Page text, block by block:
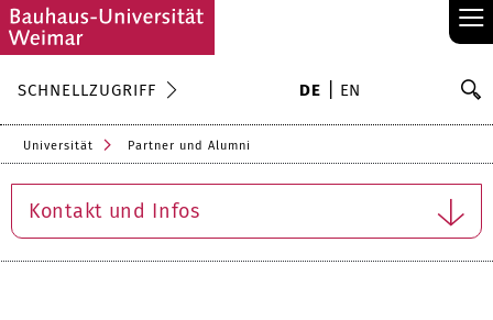
≡
SCHNELLZUGRIFF DE EN
Universität Partner und Alumni
Kontakt und Infos